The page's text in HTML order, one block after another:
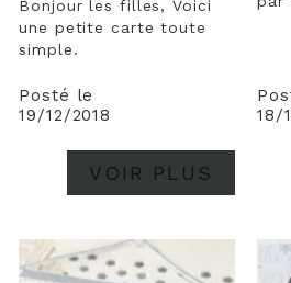
Bonjour les filles, Voici
une petite carte toute
simple.
Posté le
19/12/2018
VOIR PLUS
18/